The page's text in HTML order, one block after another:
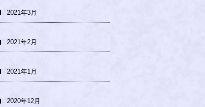
2021年3月
2021年2月
2021年1月
2020年12月